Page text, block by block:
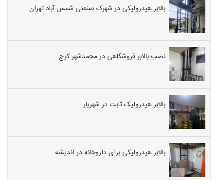
بالابر هیدرولیکی در شهرک صنعتی شمس آباد تهران
نصب بالابر فروشگاهی در محمدشهر کرج
بالابر هیدرولیک ثابت در شهریار
بالابر هیدرولیکی برای داروخانه در اندیشه